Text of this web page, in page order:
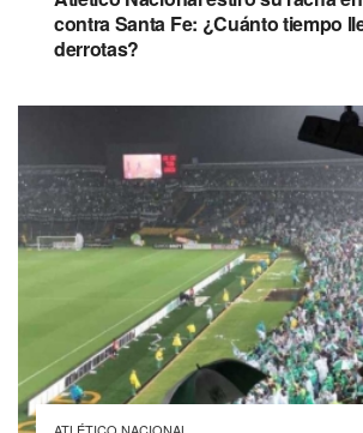
contra Santa Fe: ¿Cuánto tiempo
derrotas?